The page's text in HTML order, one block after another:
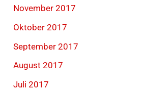
November 2017
Oktober 2017
September 2017
August 2017
Juli 2017